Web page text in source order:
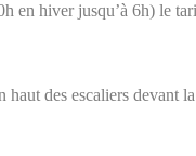
hiver jusqu’à 6h) le
des escaliers devant